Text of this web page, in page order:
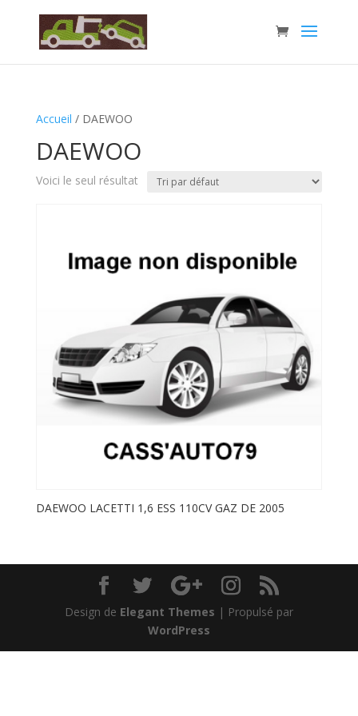
Accueil / DAEWOO
DAEWOO
Voici le seul résultat
DAEWOO LACETTI 1,6 ESS 110CV GAZ DE 2005
Design de Elegant Themes | Propulsé par
WordPress